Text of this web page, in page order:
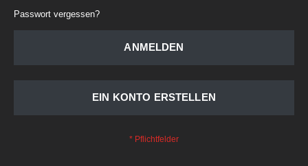
Passwort vergessen?
ANMELDEN
EIN KONTO ERSTELLEN